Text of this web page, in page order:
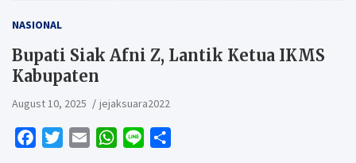
NASIONAL
Bupati Siak Afni Z, Lantik Ketua IKMS
Kabupaten
August 10, 2025 jejaksuara2022
W